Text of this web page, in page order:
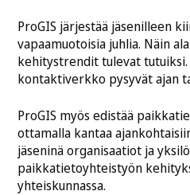
ProGIS järjestää jäsenilleen
vapaamuotoisia juhlia. Näin
kehitystrendit tulevat
kontaktiverkko pysyvät ajan
ProGIS myös edistää
ottamalla kantaa
jäseninä organisaatiot ja
paikkatietoyhteistyön
yhteiskunnassa.